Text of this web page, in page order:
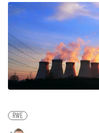
RWE